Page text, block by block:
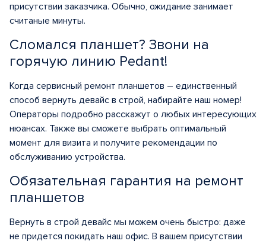
присутствии заказчика. Обычно, ожидание занимает
считаные минуты.
Сломался планшет? Звони на
горячую линию Pedant!
Когда сервисный ремонт планшетов – единственный
способ вернуть девайс в строй, набирайте наш номер!
Операторы подробно расскажут о любых интересующих
нюансах. Также вы сможете выбрать оптимальный
момент для визита и получите рекомендации по
обслуживанию устройства.
Обязательная гарантия на ремонт
планшетов
Вернуть в строй девайс мы можем очень быстро: даже
не придется покидать наш офис. В вашем присутствии